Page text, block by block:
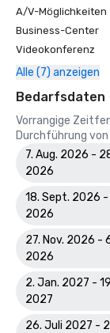
A/V-Möglichkeiten
Business-Center
Videokonferenz
Alle (7) anzeigen
Bedarfsdaten
Vorrangige
Durchführung
7. Aug. 2026 -
2026
18. Sept. 2026 -
2026
27. Nov. 2026 -
2026
2. Jan. 2027 -
2027
26. Juli 2027 -